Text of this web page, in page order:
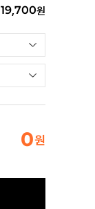
19,700원
0원